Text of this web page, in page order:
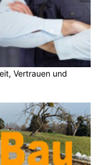
Vertrauen und